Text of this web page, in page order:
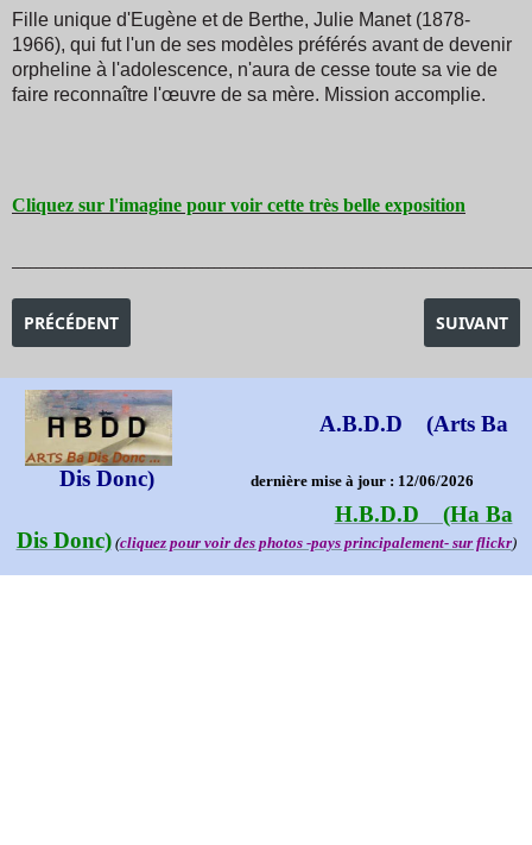
Fille unique d'Eugène et de Berthe, Julie Manet (1878-
1966), qui fut l'un de ses modèles préférés avant de devenir
orpheline à l'adolescence, n'aura de cesse toute sa vie de
faire reconnaître l'œuvre de sa mère. Mission accomplie.
Cliquez sur l'imagine pour voir cette très belle exposition
ARTICLE PRÉCÉDENT : EXPOSITION MUCHA ALPHONSE
PRÉCÉDENT ARTICLE
SUIVANT
A.B.D.D (Arts Ba
Dis Donc) dernière mise à jour : 12/06/2026
H.B.D.D (Ha Ba
Dis Donc)(cliquez pour voir des photos -pays principalement- sur flickr)